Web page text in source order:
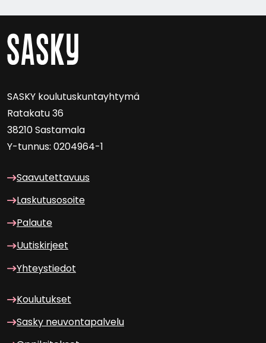
SASKY kou­lu­tus­kun­tayh­ty­mä
Ra­ta­ka­tu 36
38210 Sas­ta­ma­la
Y-​tunnus: 0204964-1
Saa­vu­tet­ta­vuus
Las­ku­tuso­soi­te
Pa­lau­te
Uu­tis­kir­jeet
Yh­teys­tie­dot
Kou­lu­tuk­set
Sasky neu­von­ta­pal­ve­lu